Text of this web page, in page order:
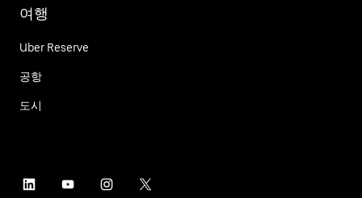
여행
Uber Reserve
공항
도시